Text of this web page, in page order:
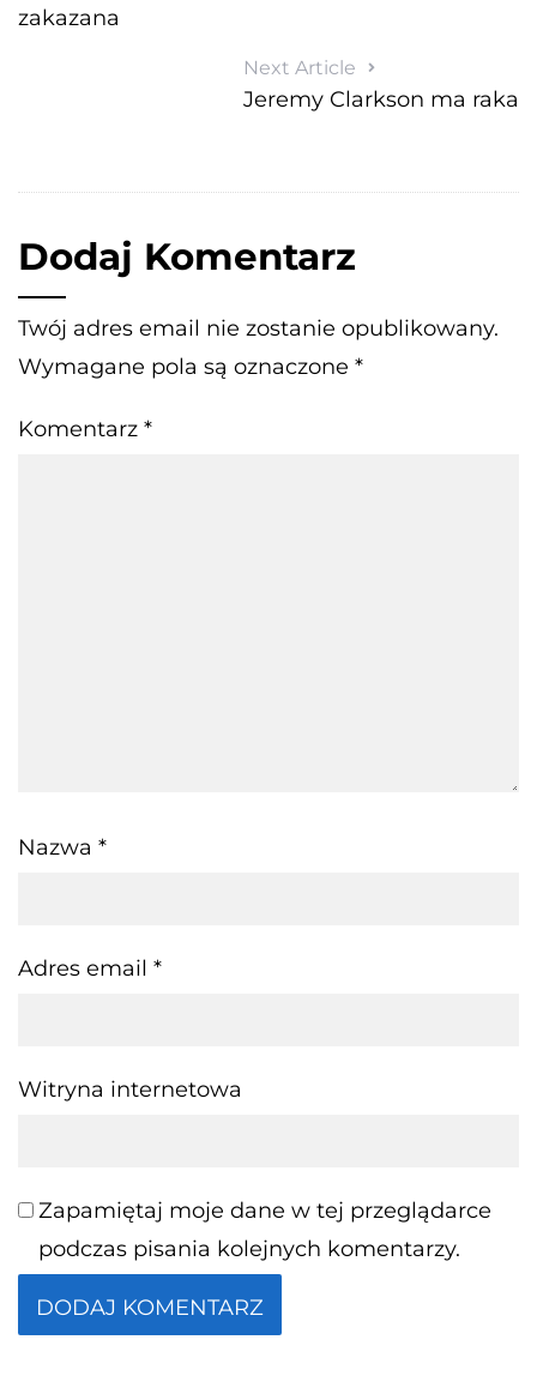
zakazana
Next Article
Jeremy Clarkson ma raka
Dodaj Komentarz
Twój adres email nie zostanie opublikowany.
Wymagane pola są oznaczone *
Komentarz *
Nazwa *
Adres email *
Witryna internetowa
Zapamiętaj moje dane w tej przeglądarce
podczas pisania kolejnych komentarzy.